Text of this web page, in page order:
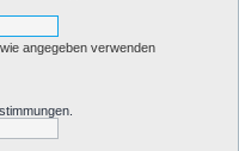
angegeben verwenden